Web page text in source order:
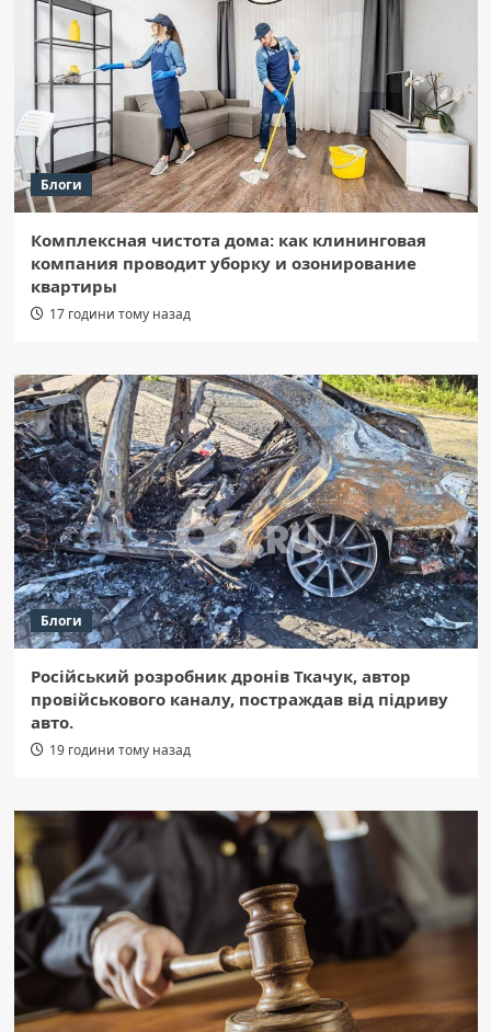
Блоги
Комплексная чистота дома: как клининговая
компания проводит уборку и озонирование
квартиры
17 години тому назад
Блоги
Російський розробник дронів Ткачук, автор
провійськового каналу, постраждав від підриву
авто.
19 години тому назад